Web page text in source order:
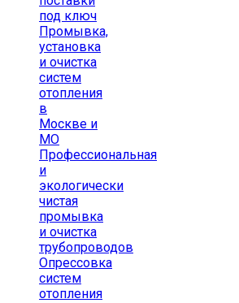
под ключ
Промывка,
установка
и очистка
систем
отопления
в
Москве и
МО
Профессиональная
и
экологически
чистая
промывка
и очистка
трубопроводов
Опрессовка
систем
отопления